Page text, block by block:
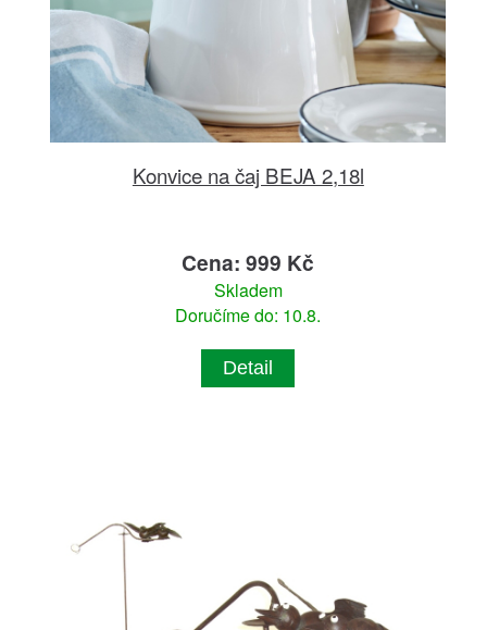
Konvice na čaj BEJA 2,18l
Cena: 999 Kč
Skladem
Doručíme do: 10.8.
Detail